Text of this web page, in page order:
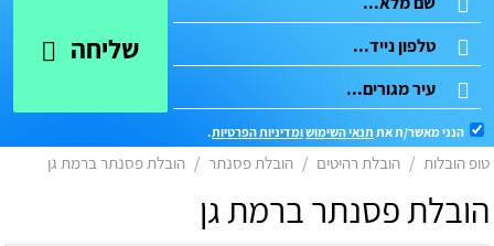
שליחה
הנני מאשר/ת את תנאי השימוש ומדיניות הפרטיות.
טופ הובלות הובלת רהיטים הובלת פסנתר הובלת פסנתר ברמת גן
הובלת פסנתר ברמת גן